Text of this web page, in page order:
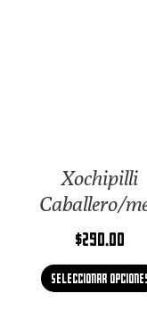
Xochipilli
Caballero/
$290.00
Seleccionar